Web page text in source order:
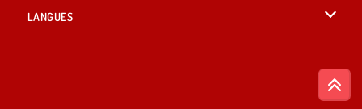
LANGUES